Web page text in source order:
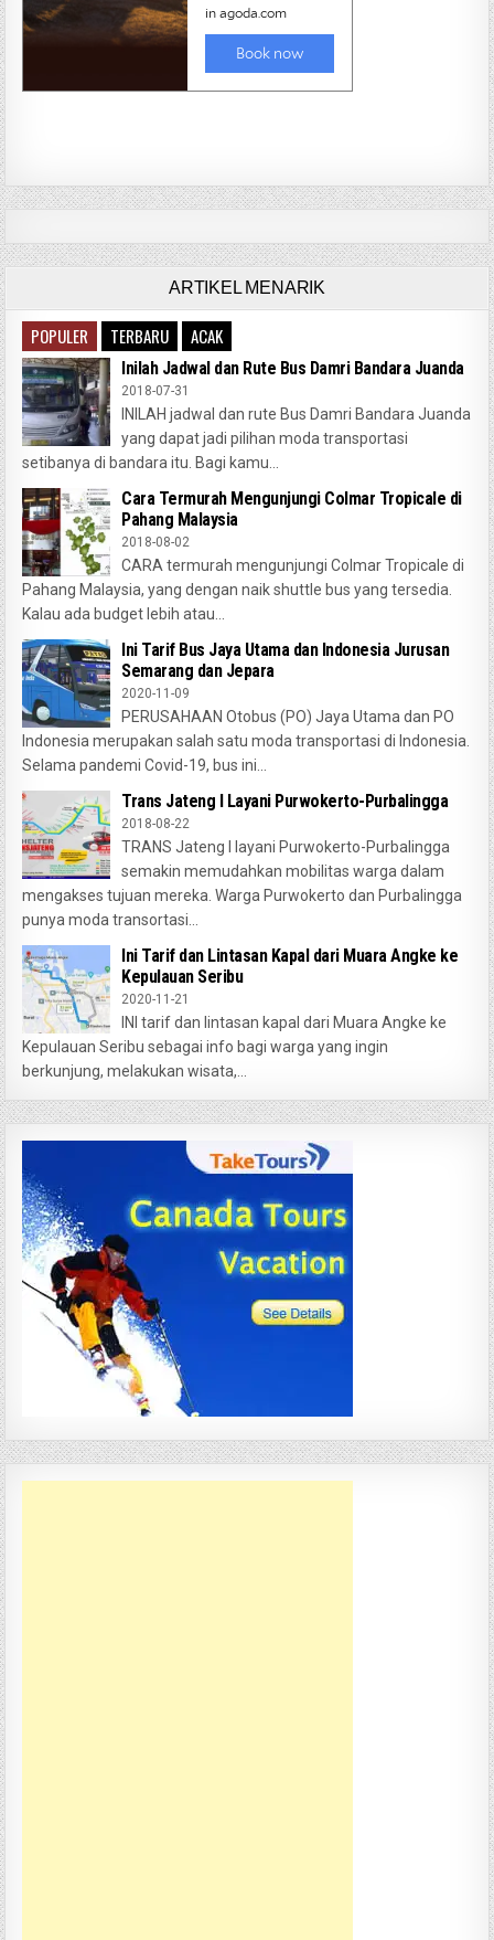
ARTIKEL MENARIK
POPULER TERBARU ACAK
Inilah Jadwal dan Rute Bus Damri Bandara Juanda
2018-07-31
INILAH jadwal dan rute Bus Damri Bandara Juanda
yang dapat jadi pilihan moda transportasi
setibanya di bandara itu. Bagi kamu...
Cara Termurah Mengunjungi Colmar Tropicale di
Pahang Malaysia
2018-08-02
CARA termurah mengunjungi Colmar Tropicale di
Pahang Malaysia, yang dengan naik shuttle bus yang tersedia.
Kalau ada budget lebih atau...
Ini Tarif Bus Jaya Utama dan Indonesia Jurusan
Semarang dan Jepara
2020-11-09
PERUSAHAAN Otobus (PO) Jaya Utama dan PO
Indonesia merupakan salah satu moda transportasi di Indonesia.
Selama pandemi Covid-19, bus ini...
Trans Jateng I Layani Purwokerto-Purbalingga
2018-08-22
TRANS Jateng I layani Purwokerto-Purbalingga
semakin memudahkan mobilitas warga dalam
mengakses tujuan mereka. Warga Purwokerto dan Purbalingga
punya moda transortasi...
Ini Tarif dan Lintasan Kapal dari Muara Angke ke
Kepulauan Seribu
2020-11-21
INI tarif dan lintasan kapal dari Muara Angke ke
Kepulauan Seribu sebagai info bagi warga yang ingin
berkunjung, melakukan wisata,...